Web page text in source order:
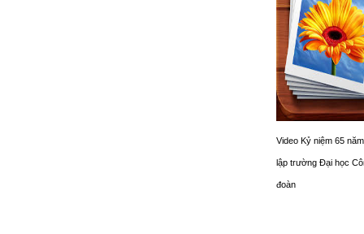
Video Kỷ niệm 65
lập trường Đại học
đoàn